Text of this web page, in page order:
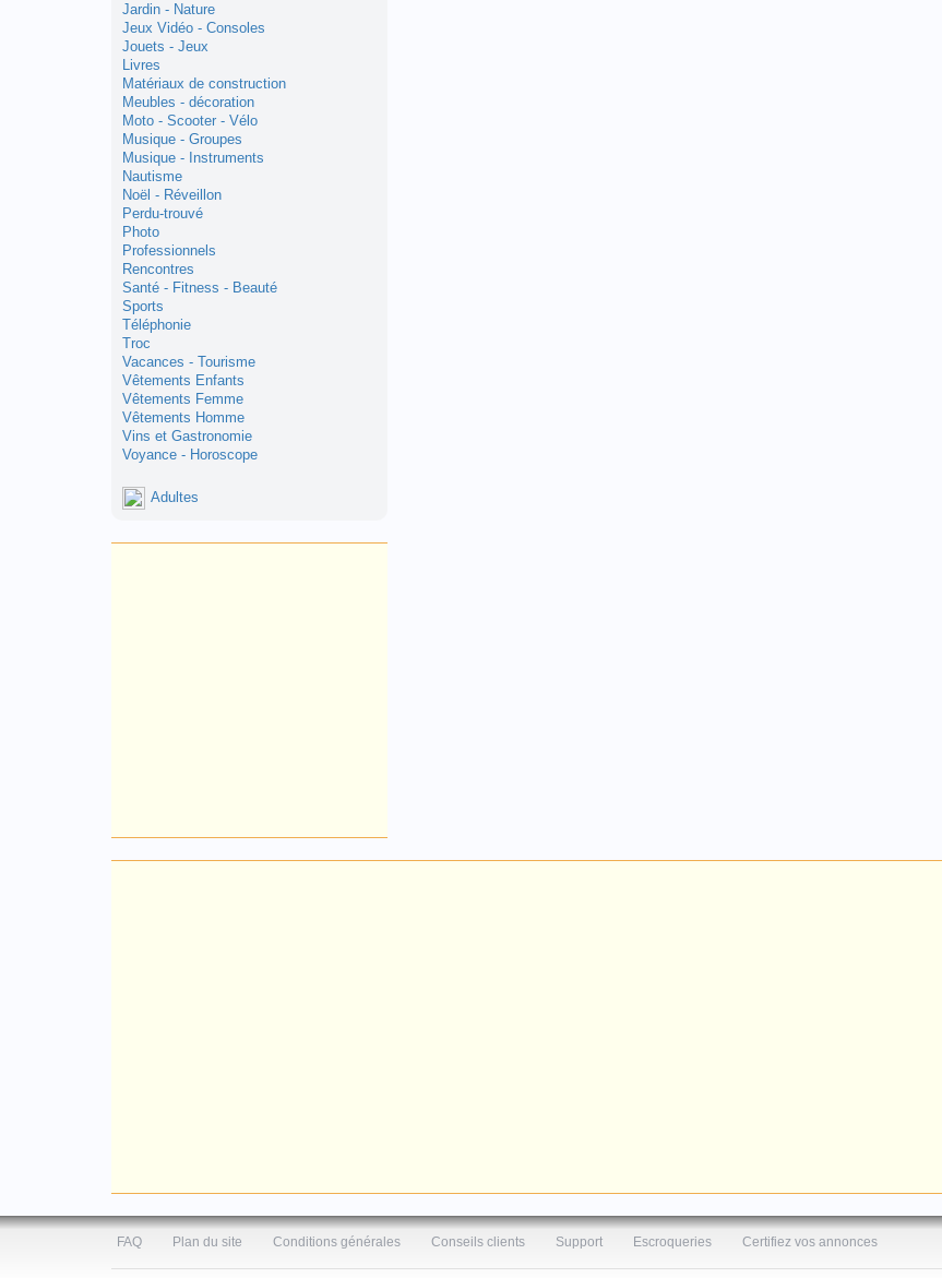
Jardin - Nature
Jeux Vidéo - Consoles
Jouets - Jeux
Livres
Matériaux de construction
Meubles - décoration
Moto - Scooter - Vélo
Musique - Groupes
Musique - Instruments
Nautisme
Noël - Réveillon
Perdu-trouvé
Photo
Professionnels
Rencontres
Santé - Fitness - Beauté
Sports
Téléphonie
Troc
Vacances - Tourisme
Vêtements Enfants
Vêtements Femme
Vêtements Homme
Vins et Gastronomie
Voyance - Horoscope
Adultes
FAQ Plan du site Conditions générales Conseils clients Support Escroqueries Certifiez vos annonces